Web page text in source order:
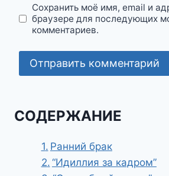
Сохранить моё имя, email и
браузере для последующих
комментариев.
СОДЕРЖАНИЕ
Ранний брак
“Идиллия за кадром”